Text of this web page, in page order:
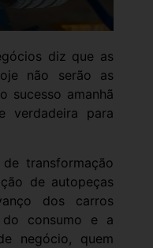
diz que as
não serão as
sucesso amanhã
verdadeira para
transformação
de autopeças
dos carros
consumo e a
negócio, quem